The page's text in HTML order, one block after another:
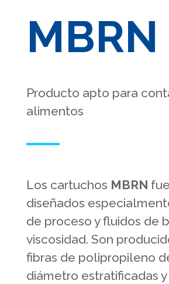
MBRN
Producto apto para
alimentos
Los cartuchos MBRN
diseñados
de proceso y fluidos de
viscosidad. Son
fibras de polipropileno
diámetro estratificadas